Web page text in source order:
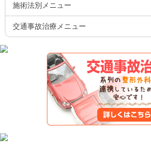
施術法別メニュー
交通事故治療メニュー